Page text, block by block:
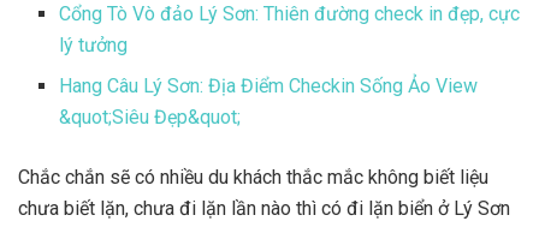
Cổng Tò Vò đảo Lý Sơn: Thiên đường check in đẹp, cực
lý tưởng
Hang Câu Lý Sơn: Địa Điểm Checkin Sống Ảo View
&quot;Siêu Đẹp&quot;
Chắc chắn sẽ có nhiều du khách thắc mắc không biết liệu
chưa biết lặn, chưa đi lặn lần nào thì có đi lặn biển ở Lý Sơn